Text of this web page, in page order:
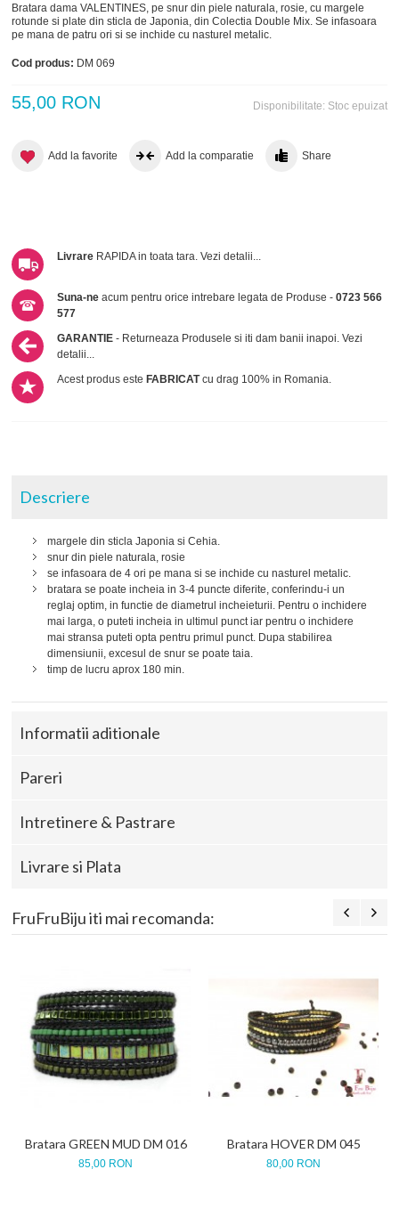
Bratara dama VALENTINES, pe snur din piele naturala, rosie, cu margele
rotunde si plate din sticla de Japonia, din Colectia Double Mix. Se infasoara
pe mana de patru ori si se inchide cu nasturel metalic.
Cod produs: DM 069
Disponibilitate: Stoc epuizat
55,00 RON
Add la favorite Add la comparatie Share
Livrare RAPIDA in toata tara.Vezi detalii...
Suna-ne acum pentru orice intrebare legata de Produse -0723 566
577
GARANTIE - Returneaza Produsele si iti dam banii inapoi.Vezi
detalii...
Acest produs esteFABRICATcu drag 100% in Romania.
Descriere
margele din sticla Japonia si Cehia.
snur din piele naturala, rosie
se infasoara de 4 ori pe mana si se inchide cu nasturel metalic.
bratara se poate incheia in 3-4 puncte diferite, conferindu-i un
reglaj optim, in functie de diametrul incheieturii. Pentru o inchidere
mai larga, o puteti incheia in ultimul punct iar pentru o inchidere
mai stransa puteti opta pentru primul punct. Dupa stabilirea
dimensiunii, excesul de snur se poate taia.
timp de lucru aprox 180 min.
Informatii aditionale
Pareri
Intretinere & Pastrare
Livrare si Plata
FruFruBiju iti mai recomanda:
Bratara GREEN MUD DM 016
85,00 RON
Bratara HOVER DM 045
80,00 RON